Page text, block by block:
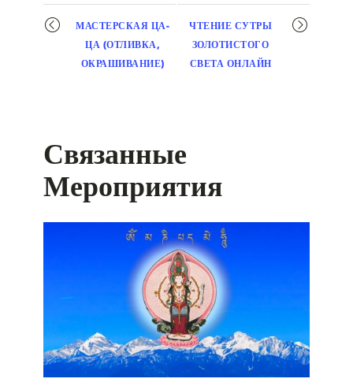
Мероприятие
навигация
МАСТЕРСКАЯ ЦА-
ЦА (ОТЛИВКА,
ОКРАШИВАНИЕ)
ЧТЕНИЕ СУТРЫ
ЗОЛОТИСТОГО
СВЕТА ОНЛАЙН
Связанные
Мероприятия